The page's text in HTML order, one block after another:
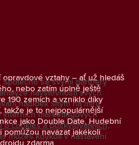
vztahy – ať už hledáš
nebo zatím úplně ještě
190 zemích a vzniklo díky
takže je to nejpopulárnější
jako Double Date, Hudební
pomůžou navázat jakékoli
zdarma.
se svými partnery
návštěvnosti svých
nabídek šitým na míru
marketingových
o cookies a poskytovatelích,
můžeš kdykoli v nastavení